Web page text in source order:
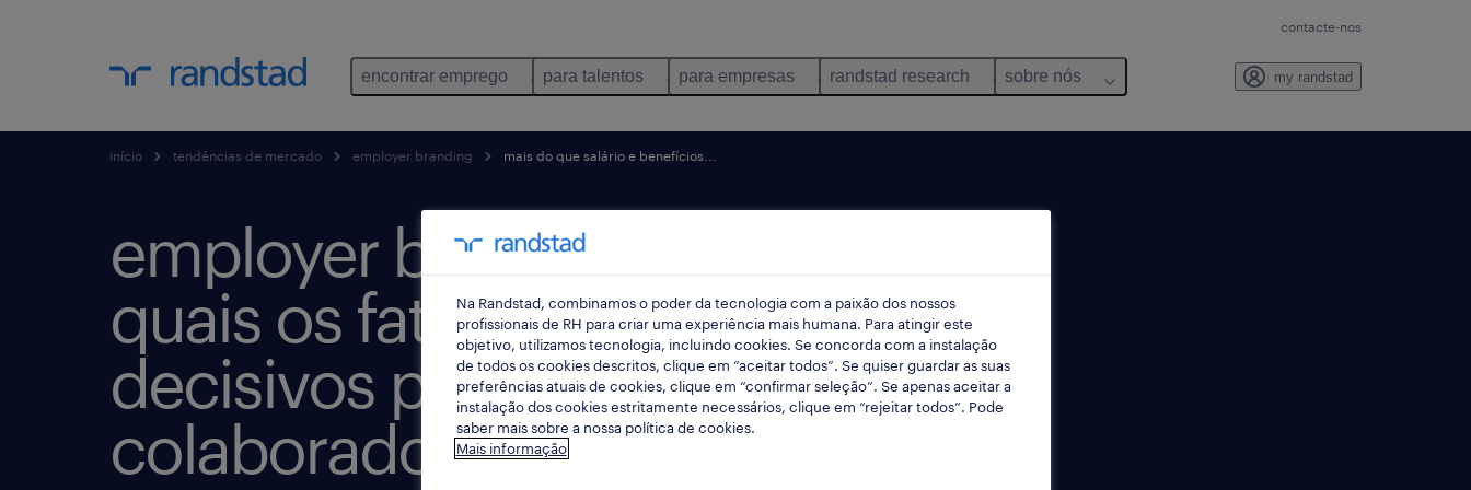
contacte-nos
encontrar emprego para talentos para empresas randstad research sobre nós my randstad
início tendências de mercado employer branding mais do que salário e benefícios...
employer branding –
quais os fatores
decisivos para os
colaboradores
Na Randstad, combinamos o poder da tecnologia com a paixão dos nossos
profissionais de RH para criar uma experiência mais humana. Para atingir este
objetivo, utilizamos tecnologia, incluindo cookies. Se concorda com a instalação
de todos os cookies descritos, clique em “aceitar todos”. Se quiser guardar as suas
preferências atuais de cookies, clique em “confirmar seleção”. Se apenas aceitar a
instalação dos cookies estritamente necessários, clique em “rejeitar todos”. Pode
saber mais sobre a nossa política de cookies.
Mais informação